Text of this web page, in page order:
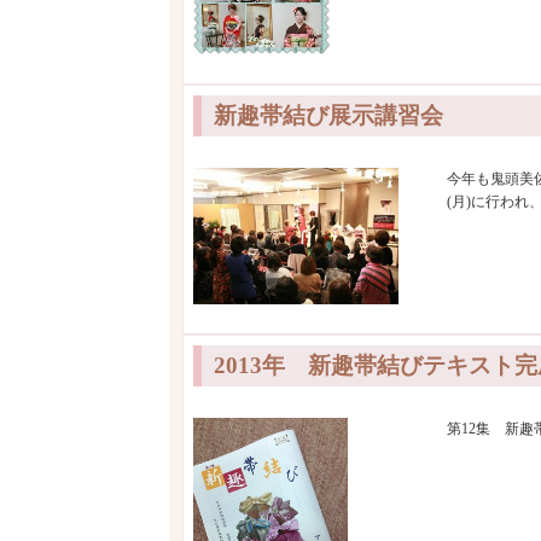
新趣帯結び展示講習会
今年も鬼頭美
(月)に行われ
2013年 新趣帯結びテキスト完
第12集 新趣